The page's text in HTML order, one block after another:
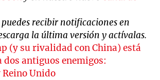
recibir notificaciones en
la última versión y actívalas.
(y su rivalidad con China) está
dos antiguos enemigos:
Unido